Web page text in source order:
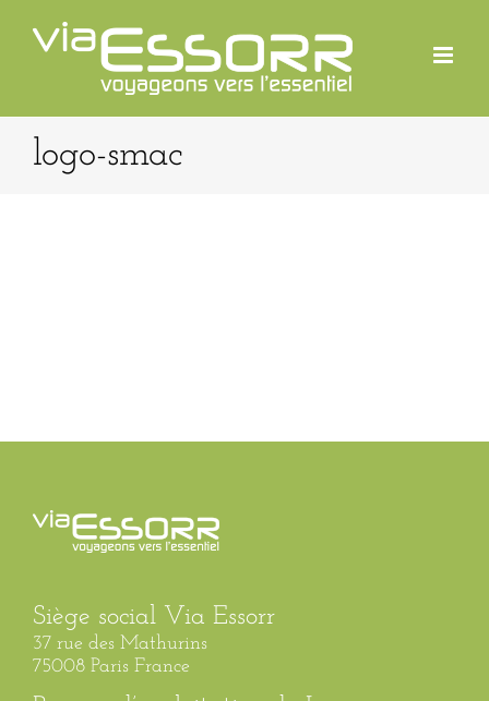
contenu
logo-smac
Siège social Via Essorr
37 rue des Mathurins
75008 Paris France